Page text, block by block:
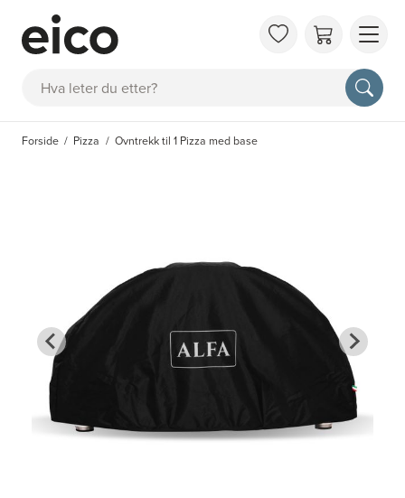
Søk
OM
FAQ
Forside Pizza Ovntrekk til 1 Pizza med base